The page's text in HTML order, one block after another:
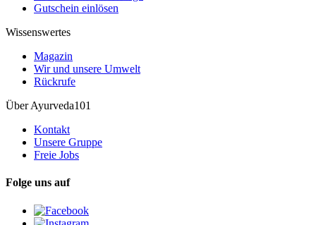
Gutschein einlösen
Wissenswertes
Magazin
Wir und unsere Umwelt
Rückrufe
Über Ayurveda101
Kontakt
Unsere Gruppe
Freie Jobs
Folge uns auf